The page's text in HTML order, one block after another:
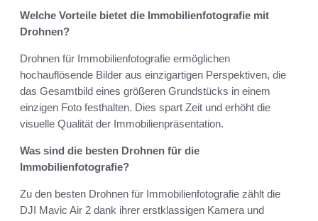
Welche Vorteile bietet die Immobilienfotografie mit
Drohnen?
Drohnen für Immobilienfotografie ermöglichen
hochauflösende Bilder aus einzigartigen Perspektiven, die
das Gesamtbild eines größeren Grundstücks in einem
einzigen Foto festhalten. Dies spart Zeit und erhöht die
visuelle Qualität der Immobilienpräsentation.
Was sind die besten Drohnen für die
Immobilienfotografie?
Zu den besten Drohnen für Immobilienfotografie zählt die
DJI Mavic Air 2 dank ihrer erstklassigen Kamera und